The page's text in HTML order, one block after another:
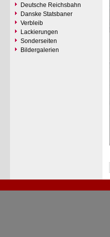
Deutsche Reichsbahn
Danske Statsbaner
Verbleib
Lackierungen
Sonderseiten
Bildergalerien